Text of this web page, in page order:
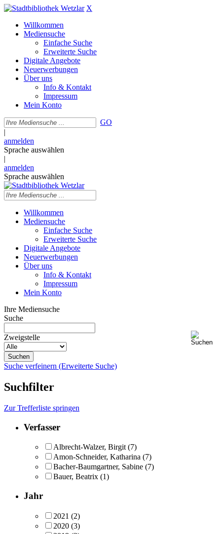
X
Willkommen
Mediensuche
Einfache Suche
Erweiterte Suche
Digitale Angebote
Neuerwerbungen
Über uns
Info & Kontakt
Impressum
Mein Konto
GO
|
anmelden
Sprache auswählen
|
anmelden
Sprache auswählen
Willkommen
Mediensuche
Einfache Suche
Erweiterte Suche
Digitale Angebote
Neuerwerbungen
Über uns
Info & Kontakt
Impressum
Mein Konto
Ihre Mediensuche
Suche
Zweigstelle
Suche verfeinern (Erweiterte Suche)
Suchfilter
Zur Trefferliste springen
Verfasser
Albrecht-Walzer, Birgit (7)
Amon-Schneider, Katharina (7)
Bacher-Baumgartner, Sabine (7)
Bauer, Beatrix (1)
Jahr
2021 (2)
2020 (3)